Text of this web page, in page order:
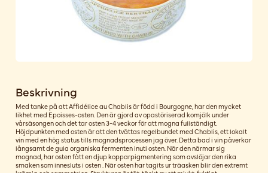
Beskrivning
Med tanke på att Affidélice au Chablis är född i Bourgogne, har den mycket
likhet med Epoisses-osten. Den är gjord av opastöriserad komjölk under
vårsäsongen och det tar osten 3-4 veckor för att mogna fullständigt.
Höjdpunkten med osten är att den tvättas regelbundet med Chablis, ett lokalt
vin med en hög status tills mognadsprocessen jag över. Detta bad i vin påverkar
långsamt de gula organiska fermenten inuti osten. När den närmar sig
mognad, har osten fått en djup kopparpigmentering som avslöjar den rika
smaken som innesluts i osten . När osten har tagits ur träasken blir den extremt